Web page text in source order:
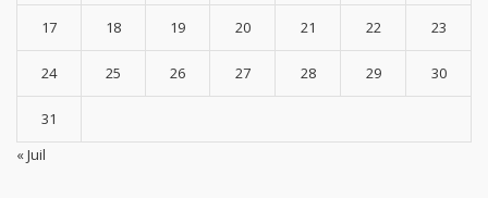
17 18 19 20 21 22 23
24 25 26 27 28 29 30
31
« Juil